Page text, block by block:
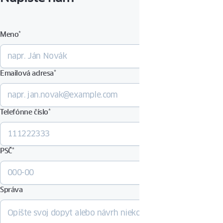
Meno*
Emailová adresa*
Telefónne číslo*
PSČ*
Správa